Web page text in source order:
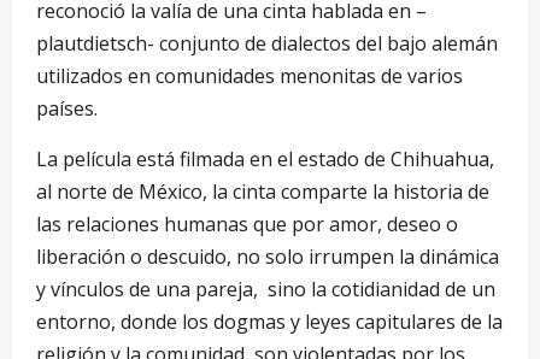
reconoció la valía de una cinta hablada en –
plautdietsch- conjunto de dialectos del bajo alemán
utilizados en comunidades menonitas de varios
países.
La película está filmada en el estado de Chihuahua,
al norte de México, la cinta comparte la historia de
las relaciones humanas que por amor, deseo o
liberación o descuido, no solo irrumpen la dinámica
y vínculos de una pareja, sino la cotidianidad de un
entorno, donde los dogmas y leyes capitulares de la